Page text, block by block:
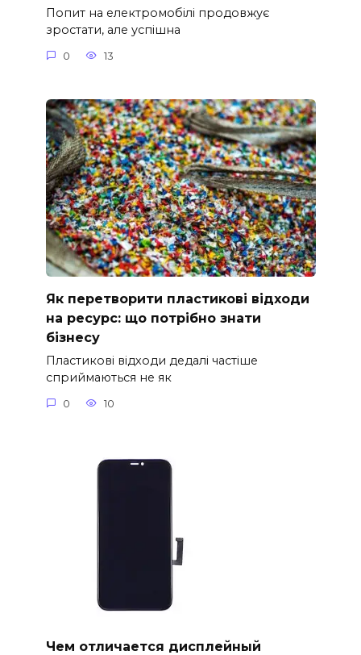
Попит на електромобілі продовжує
зростати, але успішна
0 13
Як перетворити пластикові відходи
на ресурс: що потрібно знати
бізнесу
Пластикові відходи дедалі частіше
сприймаються не як
0 10
Чем отличается дисплейный